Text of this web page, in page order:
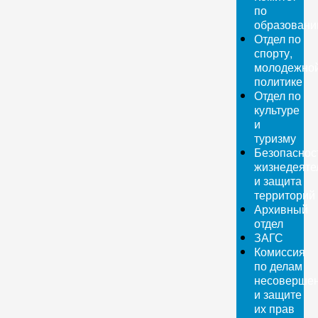
по
Отдел по
спорту,
политике
Отдел по
культуре
и
туризму
и защита
территорий
Архивный
отдел
ЗАГС
Комиссия
по делам
и защите
их прав